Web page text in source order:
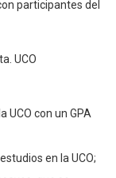
participantes del
UCO
UCO con un GPA
en la UCO;